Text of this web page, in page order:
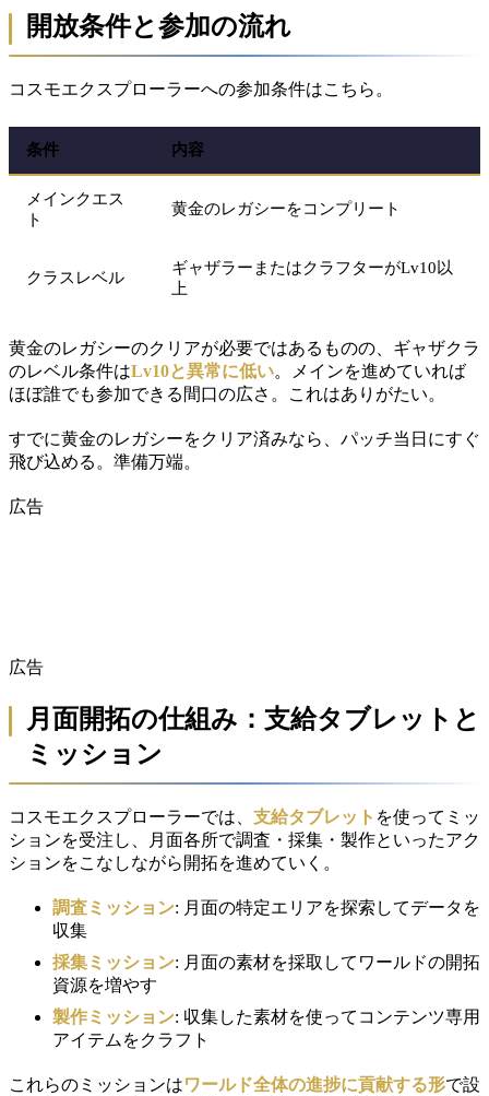
開放条件と参加の流れ
コスモエクスプローラーへの参加条件はこちら。
条件 内容
メインクエス
ト
黄金のレガシーをコンプリート
クラスレベル
ギャザラーまたはクラフターがLv10以
上
黄金のレガシーのクリアが必要ではあるものの、ギャザクラ
のレベル条件はLv10と異常に低い。メインを進めていれば
ほぼ誰でも参加できる間口の広さ。これはありがたい。
すでに黄金のレガシーをクリア済みなら、パッチ当日にすぐ
飛び込める。準備万端。
広告
広告
月面開拓の仕組み：支給タブレットと
ミッション
コスモエクスプローラーでは、 支給タブレット を使ってミッ
ションを受注し、月面各所で調査・採集・製作といったアク
ションをこなしながら開拓を進めていく。
調査ミッション: 月面の特定エリアを探索してデータを
収集
採集ミッション: 月面の素材を採取してワールドの開拓
資源を増やす
製作ミッション: 収集した素材を使ってコンテンツ専用
アイテムをクラフト
これらのミッションはワールド全体の進捗に貢献する形で設